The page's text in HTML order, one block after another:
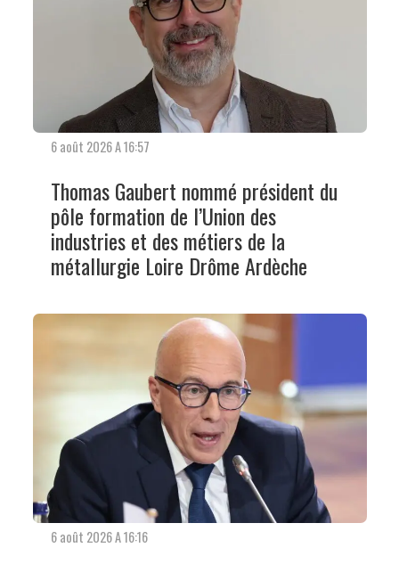
6 août 2026 A 16:57
Thomas Gaubert nommé président du
pôle formation de l’Union des
industries et des métiers de la
métallurgie Loire Drôme Ardèche
6 août 2026 A 16:16